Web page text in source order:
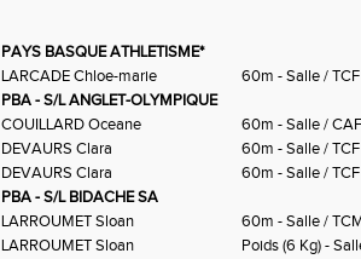
PAYS BASQUE ATHLETISME*
LARCADE Chloe-marie
60m - Salle / TCF
PBA - S/L ANGLET-OLYMPIQUE
COUILLARD Oceane
60m - Salle / CAF
DEVAURS Clara
60m - Salle / TCF
DEVAURS Clara
60m - Salle / TCF
PBA - S/L BIDACHE SA
LARROUMET Sloan
60m - Salle /
LARROUMET Sloan
Poids (6 Kg) -